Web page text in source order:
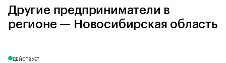
Другие предприниматели в
регионе — Новосибирская область
ДЕЙСТВУЕТ